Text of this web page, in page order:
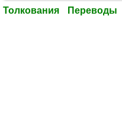
Толкования Переводы